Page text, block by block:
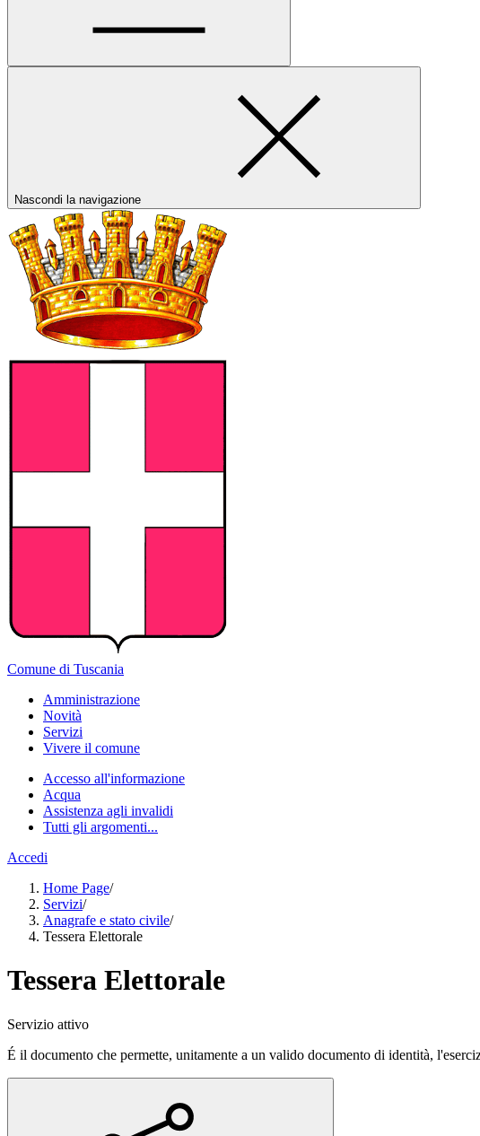
Nascondi la navigazione
Comune di Tuscania
Amministrazione
Novità
Servizi
Vivere il comune
Accesso all'informazione
Acqua
Assistenza agli invalidi
Tutti gli argomenti...
Accedi
Home Page/
Servizi/
Anagrafe e stato civile/
Tessera Elettorale
Tessera Elettorale
Servizio attivo
É il documento che permette, unitamente a un valido documento di identità,